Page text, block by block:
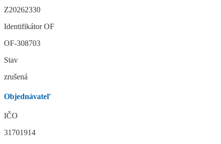
Z20262330
Identifikátor OF
OF-308703
Stav
zrušená
Objednávateľ
IČO
31701914